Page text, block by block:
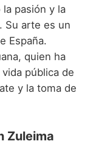
pasión y la
Su arte es un
España.
quien ha
pública de
y la toma de
Zuleima